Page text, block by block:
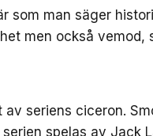
som man säger
men också vemod,
seriens ciceron.
spelas av Jack